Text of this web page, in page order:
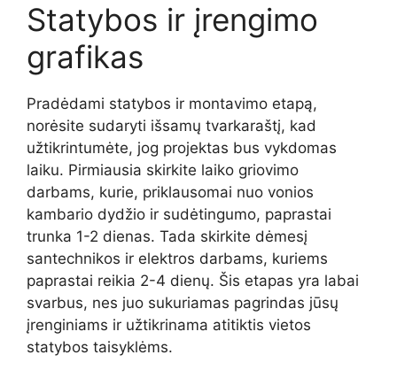
Statybos ir įrengimo
grafikas
Pradėdami statybos ir montavimo etapą,
norėsite sudaryti išsamų tvarkaraštį, kad
užtikrintumėte, jog projektas bus vykdomas
laiku. Pirmiausia skirkite laiko griovimo
darbams, kurie, priklausomai nuo vonios
kambario dydžio ir sudėtingumo, paprastai
trunka 1-2 dienas. Tada skirkite dėmesį
santechnikos ir elektros darbams, kuriems
paprastai reikia 2-4 dienų. Šis etapas yra labai
svarbus, nes juo sukuriamas pagrindas jūsų
įrenginiams ir užtikrinama atitiktis vietos
statybos taisyklėms.